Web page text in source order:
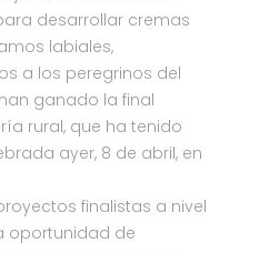
desarrollar cremas
labiales,
a los peregrinos del
ganado la final
rural, que ha tenido
ayer, 8 de abril, en
finalistas a nivel
oportunidad de